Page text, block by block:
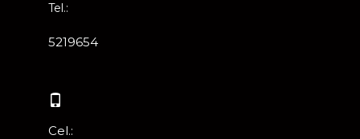
Tel.:
5219654
Cel.: